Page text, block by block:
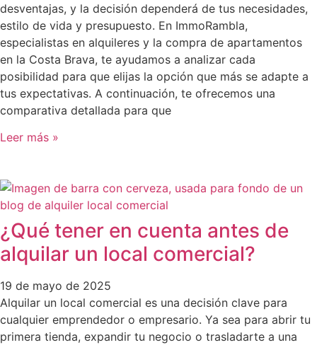
desventajas, y la decisión dependerá de tus necesidades,
estilo de vida y presupuesto. En ImmoRambla,
especialistas en alquileres y la compra de apartamentos
en la Costa Brava, te ayudamos a analizar cada
posibilidad para que elijas la opción que más se adapte a
tus expectativas. A continuación, te ofrecemos una
comparativa detallada para que
Leer más »
¿Qué tener en cuenta antes de
alquilar un local comercial?
19 de mayo de 2025
Alquilar un local comercial es una decisión clave para
cualquier emprendedor o empresario. Ya sea para abrir tu
primera tienda, expandir tu negocio o trasladarte a una